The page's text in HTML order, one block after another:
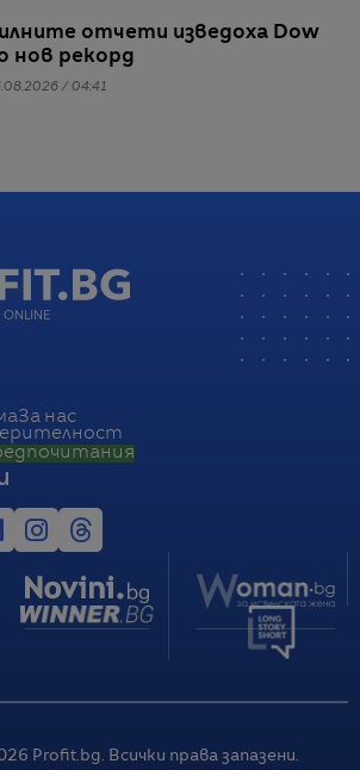
отчети изведоха Dow
нов рекорд
/ 04:41
За нас
Profit.bg. Всички права запазени.